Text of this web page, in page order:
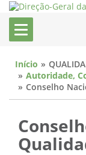
Início
Autoridade,
Conselho